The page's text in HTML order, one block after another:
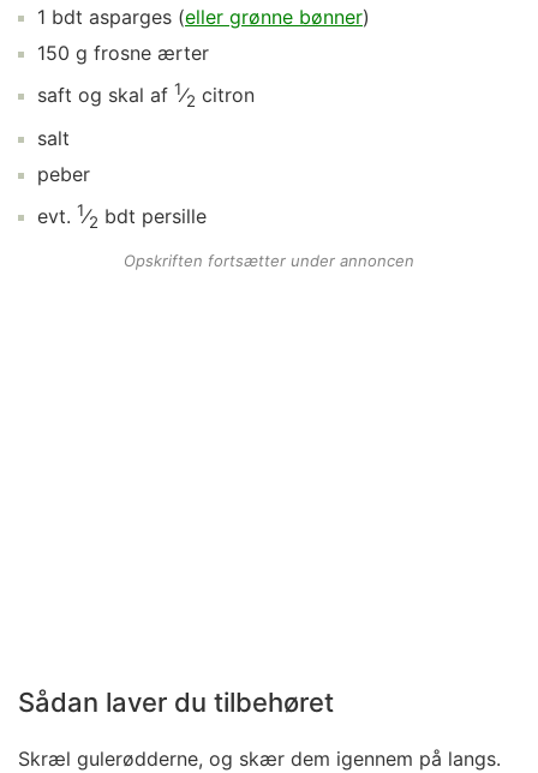
1 bdt asparges (eller grønne bønner)
150 g frosne ærter
saft og skal af 1⁄2 citron
salt
peber
evt. 1⁄2 bdt persille
Opskriften fortsætter under annoncen
Sådan laver du tilbehøret
Skræl gulerødderne, og skær dem igennem på langs.